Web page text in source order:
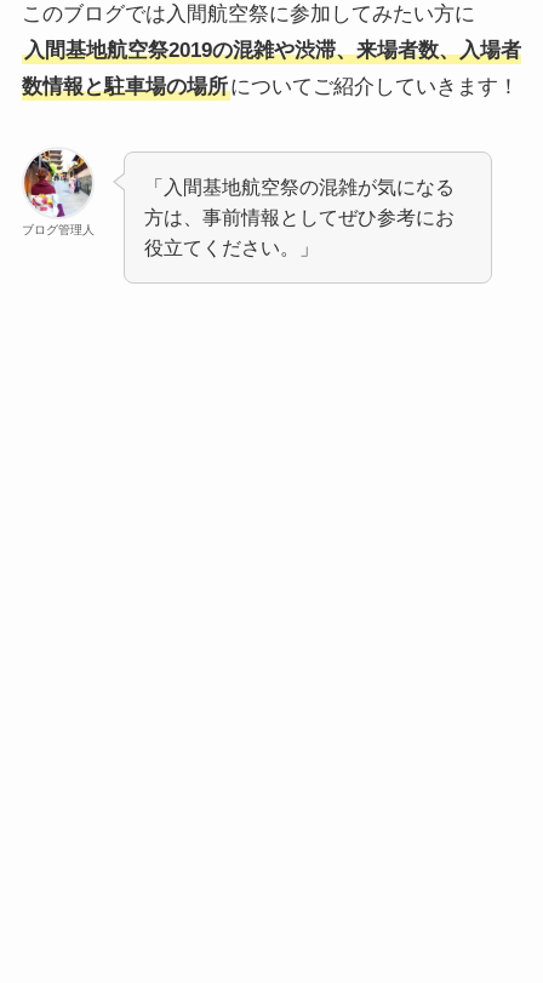
このブログでは 入間航空祭に参加してみたい方に
入間基地航空祭2019の混雑や渋滞、来場者数、入場者
数情報と駐車場の場所についてご紹介していきます！
ブログ管理人
「入間基地航空祭の混雑が気になる
方は、事前情報としてぜひ参考にお
役立てください。」